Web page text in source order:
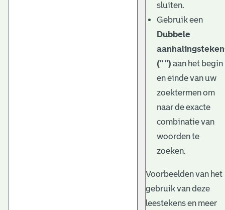
sluiten.
Gebruik een
Dubbele
(" ") aan het begin
en einde van uw
zoektermen om
naar de exacte
combinatie van
woorden te
zoeken.
Voorbeelden van het
gebruik van deze
leestekens en meer